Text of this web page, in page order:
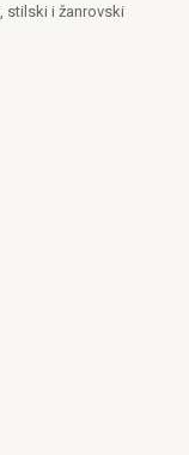
stilski i žanrovski